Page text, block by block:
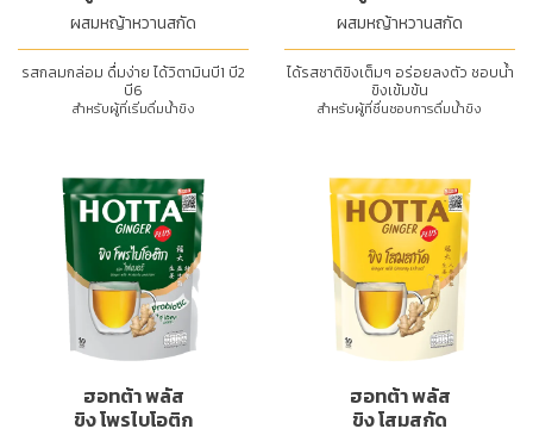
ผสมหญ้าหวานสกัด
รสกลมกล่อม ดื่มง่าย ได้วิตามินบี1 บี2
บี6
สำหรับผู้ที่เริ่มดื่มน้ำขิง
ผสมหญ้าหวานสกัด
ได้รสชาติขิงเต็มๆ อร่อยลงตัว ชอบน้ำ
ขิงเข้มข้น
สำหรับผู้ที่ชื่นชอบการดื่มน้ำขิง
ฮอทต้า พลัส
ขิง โพรไบโอติก
ฮอทต้า พลัส
ขิง โสมสกัด